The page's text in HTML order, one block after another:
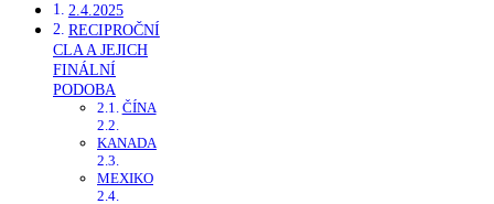
2.4.2025
RECIPROČNÍ
CLA A JEJICH
FINÁLNÍ
PODOBA
ČÍNA
KANADA
MEXIKO